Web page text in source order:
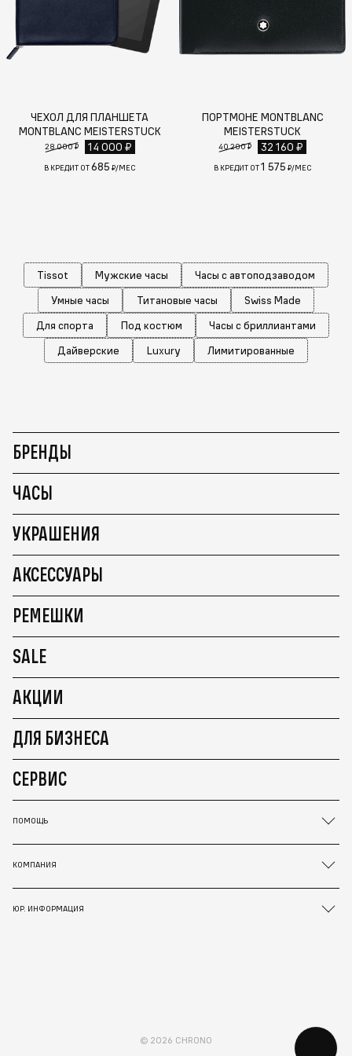
ЧЕХОЛ ДЛЯ ПЛАНШЕТА
MONTBLANC MEISTERSTUCK
28 000 ₽ 14 000 ₽
В КРЕДИТ ОТ685 ₽/МЕС
ПОРТМОНЕ MONTBLANC
MEISTERSTUCK
40 200 ₽ 32 160 ₽
В КРЕДИТ ОТ1 575 ₽/МЕС
Tissot Мужские часы
Часы с автоподзаводом
Умные часы
Титановые часы
Swiss Made
Для спорта
Под костюм
Часы с бриллиантами
Дайверские
Luxury Лимитированные
БРЕНДЫ
ЧАСЫ
УКРАШЕНИЯ
АКСЕССУАРЫ
РЕМЕШКИ
SALE
АКЦИИ
ДЛЯ БИЗНЕСА
СЕРВИС
ПОМОЩЬ
КОМПАНИЯ
ЮР. ИНФОРМАЦИЯ
© 2026 CHRONO